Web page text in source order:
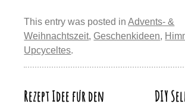
st
b
o
o
y
y
Li
n
k
n
This entry was posted inAdvents- &
Weihnachtszeit, Geschenkideen,
Upcyceltes.
Rezept Idee für den
DIY